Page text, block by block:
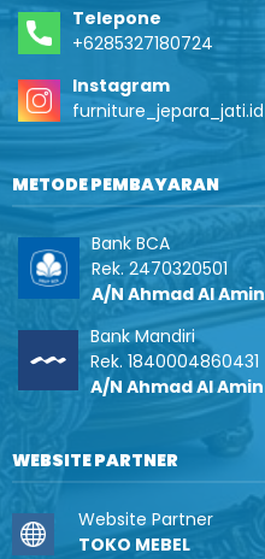
Telepone
+6285327180724
Instagram
furniture_jepara_jati.id
METODE PEMBAYARAN
Bank BCA
Rek. 2470320501
A/N Ahmad Al Amin
Bank Mandiri
Rek. 1840004860431
A/N Ahmad Al Amin
WEBSITE PARTNER
Website Partner
TOKO MEBEL